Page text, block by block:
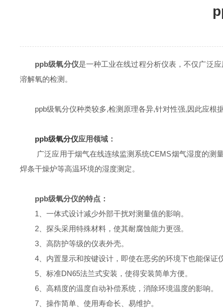
ppb级氧分仪是一种工业在线过程分析仪表，不仅广泛
溶解氧的检测。
ppb级氧分仪种类较多,检测原理各异,针对性强,因此应根
ppb级氧分仪应用领域：
广泛应用于烟气在线连续监测系统CEMS烟气湿度的测量
焊条干燥炉等高温环境的湿度测定。
ppb级氧分仪的特点：
1、一体式设计减少外部干扰对测量值的影响。
2、探头采用特殊材料，使其耐腐蚀能力更强。
3、高防护等级的仪表外壳。
4、内置显示和按键设计，即使在恶劣的环境下也能保证
5、标准DN65法兰式安装，使得安装简单方便。
6、高精度的温度自动补偿系统，消除环境温度的影响。
7、操作简单、使用寿命长、易维护。